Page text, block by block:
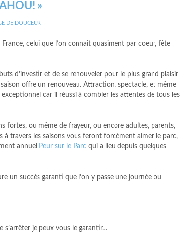
»
DE DOUCEUR
celui que l’on connaît quasiment par coeur, fête
d’investir et de se renouveler pour le plus grand plaisir
offre un renouveau. Attraction, spectacle, et même
car il réussi à combler les attentes de tous les
fortes, ou même de frayeur, ou encore adultes, parents,
travers les saisons vous feront forcément aimer le parc,
annuel
Peur sur le Parc qui a lieu depuis quelques
un succès garanti que l’on y passe une journée ou
s’arrêter je peux vous le garantir…